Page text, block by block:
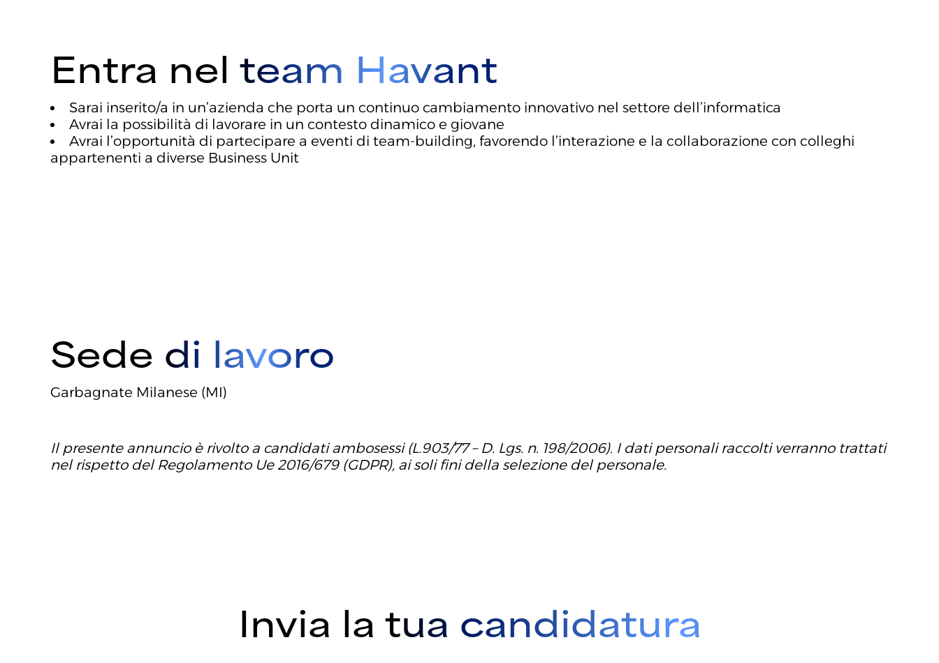
Entra nel team Havant
Sarai inserito/a in un’azienda che porta un continuo cambiamento innovativo nel settore dell’informatica
Avrai la possibilità di lavorare in un contesto dinamico e giovane
Avrai l’opportunità di partecipare a eventi di team-building, favorendo l’interazione e la collaborazione con colleghi
appartenenti a diverse Business Unit
Sede di lavoro
Garbagnate Milanese (MI)
Il presente annuncio è rivolto a candidati ambosessi (L.903/77 – D. Lgs. n. 198/2006). I dati personali raccolti verranno trattati
nel rispetto del Regolamento Ue 2016/679 (GDPR), ai soli fini della selezione del personale.
Invia la tua candidatura